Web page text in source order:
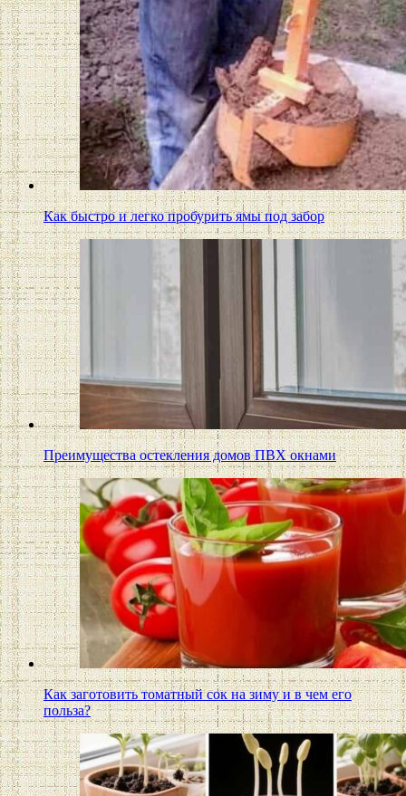
Как быстро и легко пробурить ямы под забор
Преимущества остекления домов ПВХ окнами
Как заготовить томатный сок на зиму и в чем его
польза?